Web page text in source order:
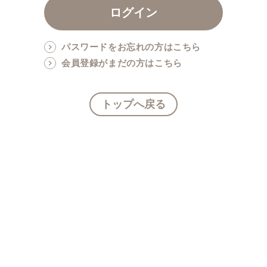
パスワードをお忘れの方はこちら
会員登録がまだの方はこちら
トップへ戻る